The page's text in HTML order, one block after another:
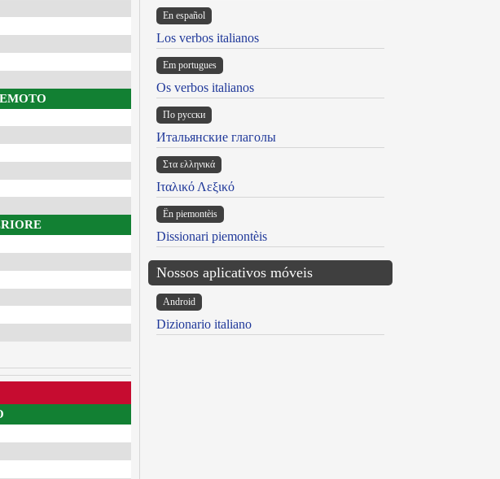
En español
Los verbos italianos
Em portugues
Os verbos italianos
По русски
Итальянские глаголы
Στα ελληνικά
Ιταλικό Λεξικό
Ën piemontèis
Dissionari piemontèis
Nossos aplicativos móveis
Android
Dizionario italiano